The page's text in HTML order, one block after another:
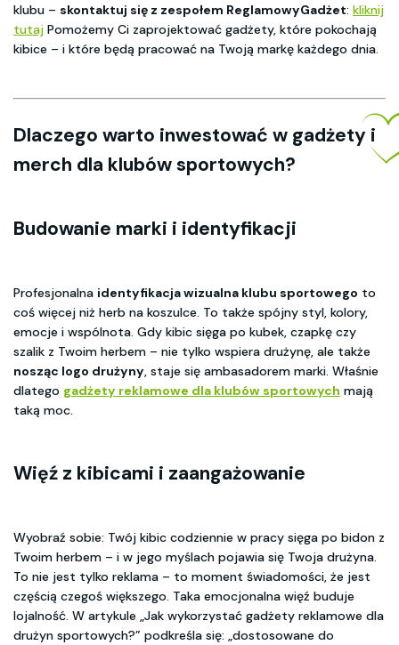
klubu – skontaktuj się z zespołem ReglamowyGadżet: kliknij
tutaj Pomożemy Ci zaprojektować gadżety, które pokochają
kibice – i które będą pracować na Twoją markę każdego dnia.
Dlaczego warto inwestować w gadżety i
merch dla klubów sportowych?
Budowanie marki i identyfikacji
Profesjonalna identyfikacja wizualna klubu sportowego to
coś więcej niż herb na koszulce. To także spójny styl, kolory,
emocje i wspólnota. Gdy kibic sięga po kubek, czapkę czy
szalik z Twoim herbem – nie tylko wspiera drużynę, ale także
nosząc logo drużyny, staje się ambasadorem marki. Właśnie
dlatego gadżety reklamowe dla klubów sportowych mają
taką moc.
Więź z kibicami i zaangażowanie
Wyobraź sobie: Twój kibic codziennie w pracy sięga po bidon z
Twoim herbem – i w jego myślach pojawia się Twoja drużyna.
To nie jest tylko reklama – to moment świadomości, że jest
częścią czegoś większego. Taka emocjonalna więź buduje
lojalność. W artykule „Jak wykorzystać gadżety reklamowe dla
drużyn sportowych?” podkreśla się: „dostosowane do